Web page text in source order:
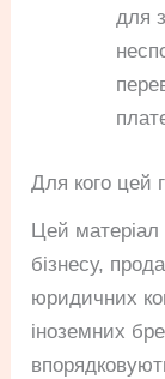
для
Для кого цей
Цей матеріал
бізнесу,
юридичних
іноземних